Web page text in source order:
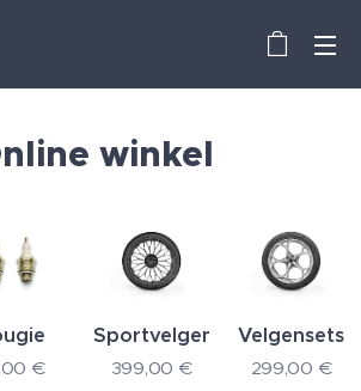
winkel
€
Sportvelgen
399,00 €
Velgensets
299,00 €